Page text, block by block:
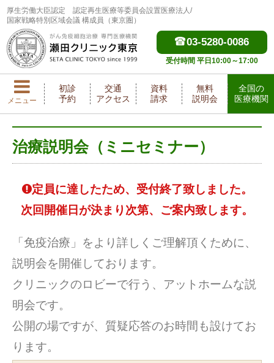
厚生労働大臣認定
認定再生医療等委員会設置医療法人/
国家戦略特別区域会議 構成員（東京圏）
03-5280-0086
受付時間 平日10:00～17:00
メニュー
初診
予約
交通
アクセス
資料
請求
無料
説明会
全国の
医療機関
治療説明会（ミニセミナー）
定員に達したため、受付終了致しました。
次回開催日が決まり次第、ご案内致します。
「免疫治療」をより詳しくご理解頂くために、
説明会を開催しております。
クリニックのロビーで行う、アットホームな説
明会です。
公開の場ですが、質疑応答のお時間も設けてお
ります。